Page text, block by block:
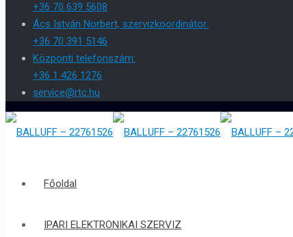
+36 70 639 5608
Ács István Norbert, szervizkoordinátor:
+36 70 391 5146
Központi telefonszám:
+36 1 426 1276
service@rtc.hu
Főoldal
IPARI ELEKTRONIKAI SZERVIZ